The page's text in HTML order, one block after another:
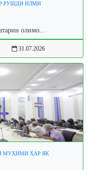
РУШДИ ИЛМИ
олимо...
31.07.2026
МУҲИМИ ҲАР ЯК